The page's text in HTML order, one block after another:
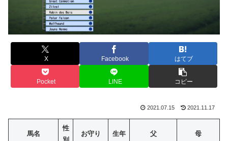
X Facebook はてブ
Pocket LINE コピー
2021.07.15 2021.11.17
馬名
性
お守り 生年 父 母